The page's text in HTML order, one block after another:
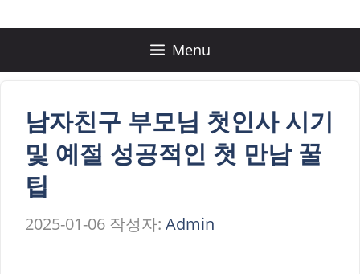
츠
Menu
남자친구 부모님 첫인사 시기
및 예절 성공적인 첫 만남 꿀
팁
2025-01-06 작성자: Admin